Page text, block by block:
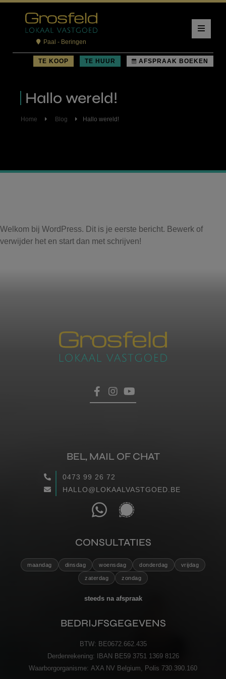
Contacteer ons
voor een afspraak
Laat hier uw gegevens achter, dan nemen wij zo
VERZENDEN
Paal - Beringen
TE KOOP TE HUUR AFSPRAAK BOEKEN
HOME
VERKOPEN
WAARGEMAAKT
RECENSIES
Hallo wereld!
Home Blog Hallo wereld!
Welkom bij WordPress. Dit is je eerste bericht. Bewerk of
verwijder het en start dan met schrijven!
BEL, MAIL OF CHAT
0473 99 26 72
HALLO@LOKAALVASTGOED.BE
CONSULTATIES
maandag dinsdag woensdag donderdag vrijdag
zaterdag zondag
steeds na afspraak
BEDRIJFSGEGEVENS
BTW: BE0672.662.435
Derdenrekening:
IBAN BE59 3751 1369 8126
Waarborgorganisme: AXA NV Belgium, Polis 730.390.160